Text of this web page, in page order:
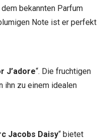
bekannten Parfum
Note ist er perfekt
J’adore“. Die fruchtigen
ihn zu einem idealen
Jacobs Daisy“ bietet